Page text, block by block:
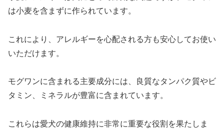
は小麦を含まずに作られています。
これにより、アレルギーを心配される方も安心してお使い
いただけます。
モグワンに含まれる主要成分には、良質なタンパク質やビ
タミン、ミネラルが豊富に含まれています。
これらは愛犬の健康維持に非常に重要な役割を果たしま